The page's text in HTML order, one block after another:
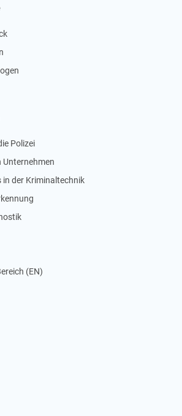
Polizei
Unternehmen
in der Kriminaltechnik
(EN)